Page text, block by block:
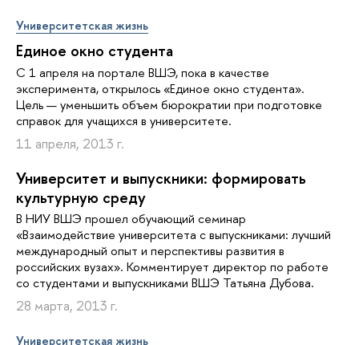
Университетская жизнь
Единое окно студента
С 1 апреля на портале ВШЭ, пока в качестве
эксперимента, открылось «Единое окно студента».
Цель — уменьшить объем бюрократии при подготовке
справок для учащихся в университете.
11 апреля, 2013 г.
Университет и выпускники: формировать
культурную среду
В НИУ ВШЭ прошел обучающий семинар
«Взаимодействие университета с выпускниками: лучший
международный опыт и перспективы развития в
российских вузах». Комментирует директор по работе
со студентами и выпускниками ВШЭ Татьяна Дубова.
28 марта, 2013 г.
Университетская жизнь